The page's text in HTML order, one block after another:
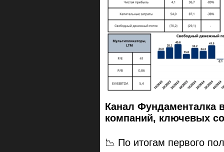
Канал Фундаменталка
компаний, ключевых
📉 По итогам первого